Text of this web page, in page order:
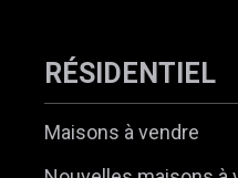
RÉSIDENTIEL
Maisons à vendre